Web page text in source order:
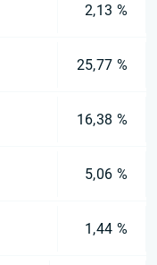
2,13 %
25,77 %
16,38 %
5,06 %
1,44 %